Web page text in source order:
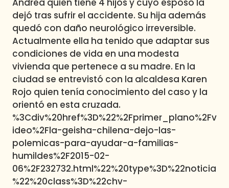
Andrea quien tiene 4 hijos y cuyo esposo la
dejó tras sufrir el accidente. Su hija además
quedó con daño neurológico irreversible.
Actualmente ella ha tenido que adaptar sus
condiciones de vida en una modesta
vivienda que pertenece a su madre. En la
ciudad se entrevistó con la alcaldesa Karen
Rojo quien tenía conocimiento del caso y la
orientó en esta cruzada.
%3Cdiv%20href%3D%22%2Fprimer_plano%2Fv
ideo%2Fla-geisha-chilena-dejo-las-
polemicas-para-ayudar-a-familias-
humildes%2F2015-02-
06%2F232732.html%22%20type%3D%22noticia
%22%20class%3D%22chv-